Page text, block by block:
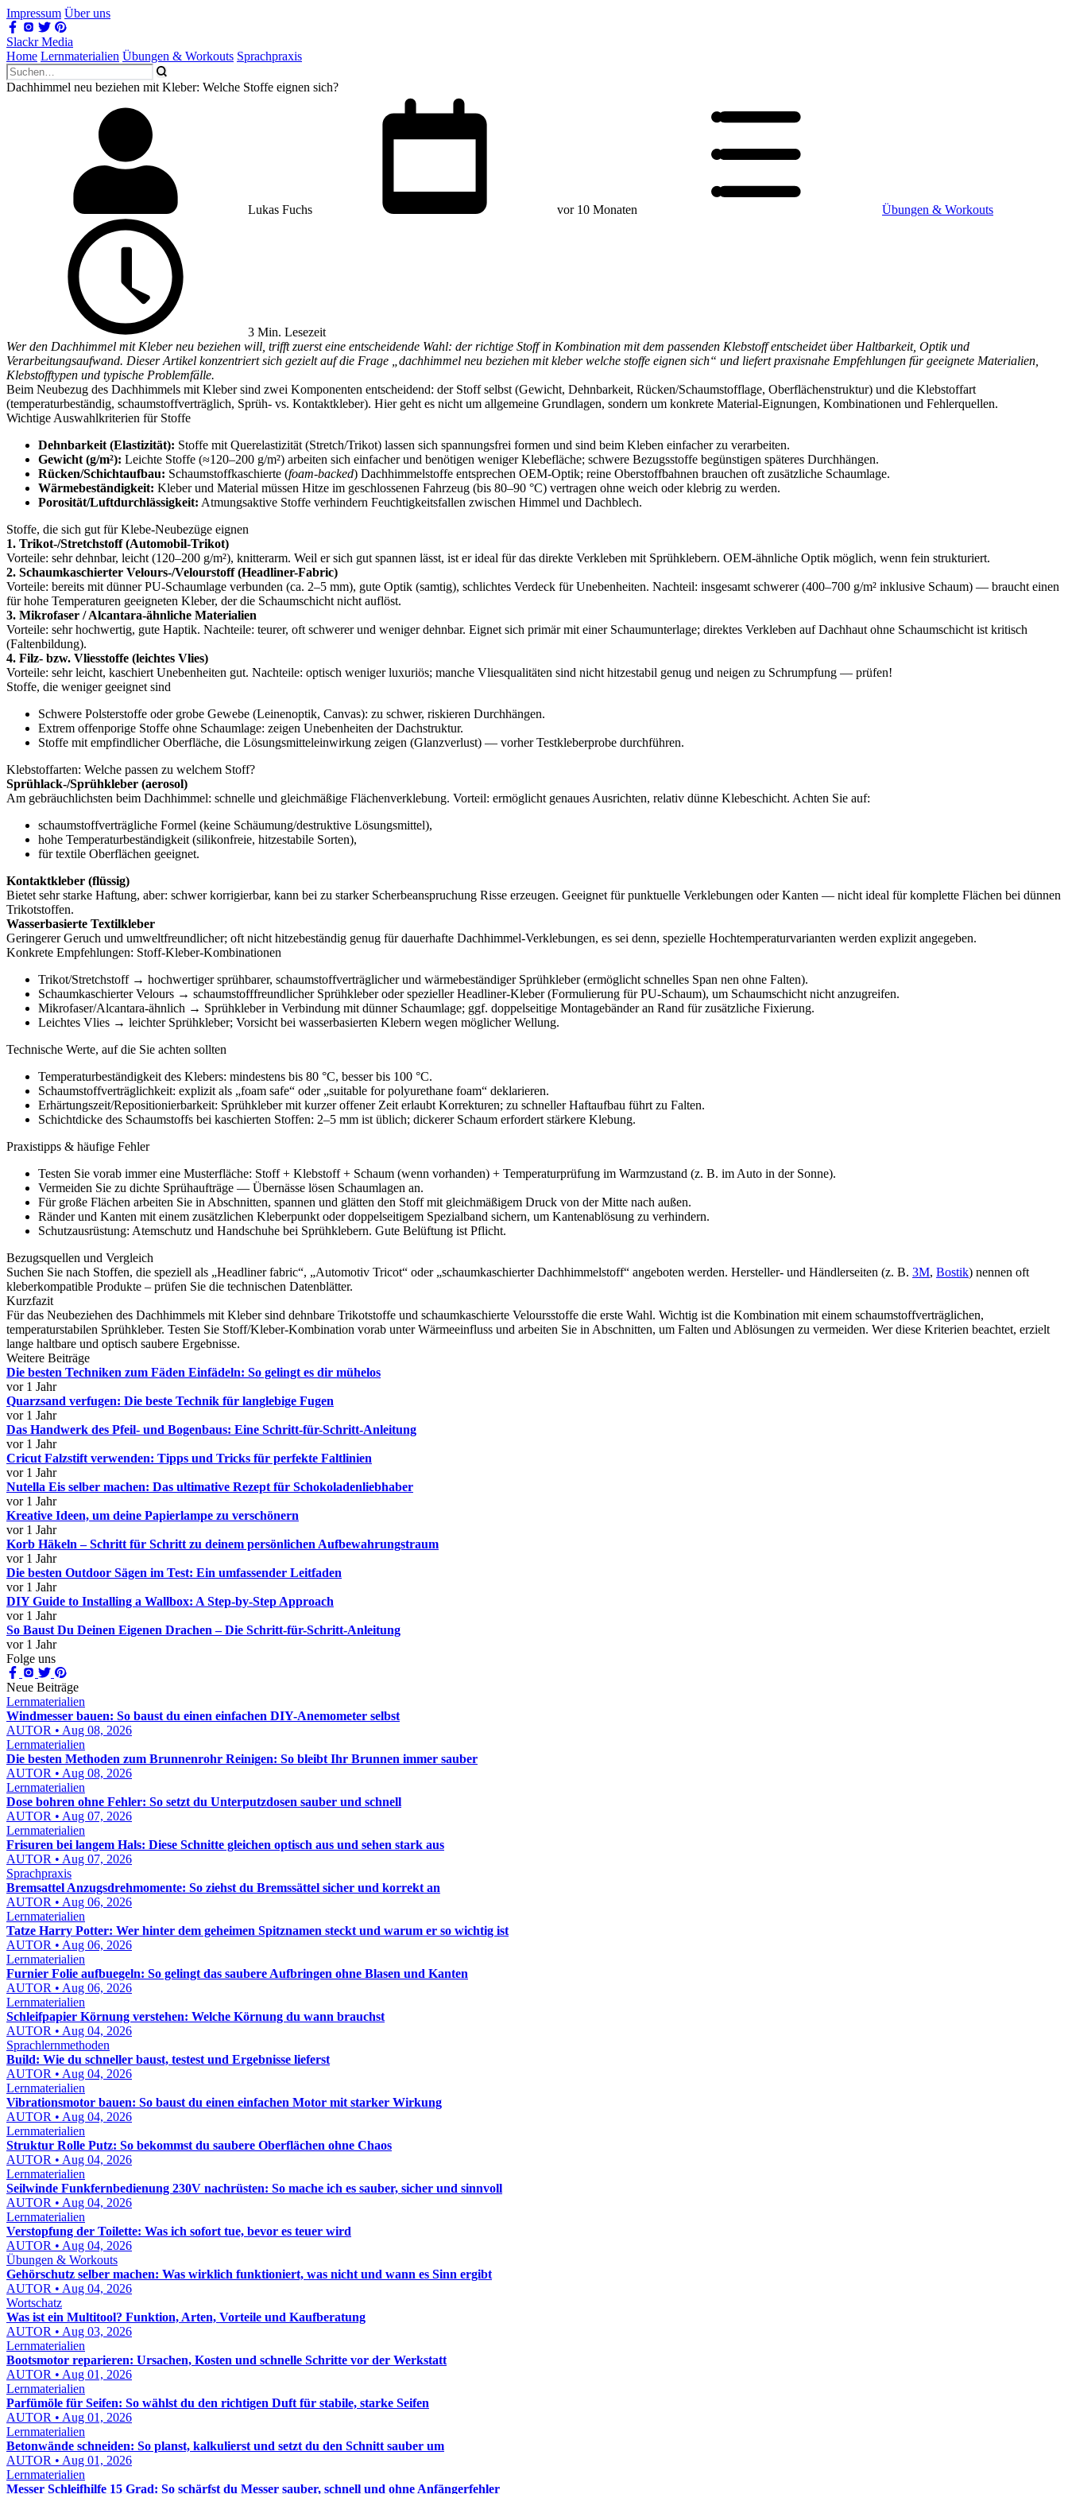
Impressum Über uns
Slackr Media
Home Lernmaterialien Übungen & Workouts Sprachpraxis
Dachhimmel neu beziehen mit Kleber: Welche Stoffe eignen sich?
Lukas Fuchs vor 10 Monaten Übungen & Workouts
3 Min. Lesezeit
Wer den Dachhimmel mit Kleber neu beziehen will, trifft zuerst eine entscheidende Wahl: der richtige Stoff in Kombination mit dem passenden Klebstoff entscheidet über Haltbarkeit, Optik und
Verarbeitungsaufwand. Dieser Artikel konzentriert sich gezielt auf die Frage „dachhimmel neu beziehen mit kleber welche stoffe eignen sich“ und liefert praxisnahe Empfehlungen für geeignete Materialien,
Klebstofftypen und typische Problemfälle.
Beim Neubezug des Dachhimmels mit Kleber sind zwei Komponenten entscheidend: der Stoff selbst (Gewicht, Dehnbarkeit, Rücken/Schaumstofflage, Oberflächenstruktur) und die Klebstoffart
(temperaturbeständig, schaumstoffverträglich, Sprüh- vs. Kontaktkleber). Hier geht es nicht um allgemeine Grundlagen, sondern um konkrete Material-Eignungen, Kombinationen und Fehlerquellen.
Wichtige Auswahlkriterien für Stoffe
Dehnbarkeit (Elastizität): Stoffe mit Querelastizität (Stretch/Trikot) lassen sich spannungsfrei formen und sind beim Kleben einfacher zu verarbeiten.
Gewicht (g/m²): Leichte Stoffe (≈120–200 g/m²) arbeiten sich einfacher und benötigen weniger Klebefläche; schwere Bezugsstoffe begünstigen späteres Durchhängen.
Rücken/Schichtaufbau: Schaumstoffkaschierte (foam-backed) Dachhimmelstoffe entsprechen OEM-Optik; reine Oberstoffbahnen brauchen oft zusätzliche Schaumlage.
Wärmebeständigkeit: Kleber und Material müssen Hitze im geschlossenen Fahrzeug (bis 80–90 °C) vertragen ohne weich oder klebrig zu werden.
Porosität/Luftdurchlässigkeit: Atmungsaktive Stoffe verhindern Feuchtigkeitsfallen zwischen Himmel und Dachblech.
Stoffe, die sich gut für Klebe-Neubezüge eignen
1. Trikot-/Stretchstoff (Automobil-Trikot)
Vorteile: sehr dehnbar, leicht (120–200 g/m²), knitterarm. Weil er sich gut spannen lässt, ist er ideal für das direkte Verkleben mit Sprühklebern. OEM-ähnliche Optik möglich, wenn fein strukturiert.
2. Schaumkaschierter Velours-/Velourstoff (Headliner-Fabric)
Vorteile: bereits mit dünner PU-Schaumlage verbunden (ca. 2–5 mm), gute Optik (samtig), schlichtes Verdeck für Unebenheiten. Nachteil: insgesamt schwerer (400–700 g/m² inklusive Schaum) — braucht einen
für hohe Temperaturen geeigneten Kleber, der die Schaumschicht nicht auflöst.
3. Mikrofaser / Alcantara-ähnliche Materialien
Vorteile: sehr hochwertig, gute Haptik. Nachteile: teurer, oft schwerer und weniger dehnbar. Eignet sich primär mit einer Schaumunterlage; direktes Verkleben auf Dachhaut ohne Schaumschicht ist kritisch
(Faltenbildung).
4. Filz- bzw. Vliesstoffe (leichtes Vlies)
Vorteile: sehr leicht, kaschiert Unebenheiten gut. Nachteile: optisch weniger luxuriös; manche Vliesqualitäten sind nicht hitzestabil genug und neigen zu Schrumpfung — prüfen!
Stoffe, die weniger geeignet sind
Schwere Polsterstoffe oder grobe Gewebe (Leinenoptik, Canvas): zu schwer, riskieren Durchhängen.
Extrem offenporige Stoffe ohne Schaumlage: zeigen Unebenheiten der Dachstruktur.
Stoffe mit empfindlicher Oberfläche, die Lösungsmitteleinwirkung zeigen (Glanzverlust) — vorher Testkleberprobe durchführen.
Klebstoffarten: Welche passen zu welchem Stoff?
Sprühlack-/Sprühkleber (aerosol)
Am gebräuchlichsten beim Dachhimmel: schnelle und gleichmäßige Flächenverklebung. Vorteil: ermöglicht genaues Ausrichten, relativ dünne Klebeschicht. Achten Sie auf:
schaumstoffverträgliche Formel (keine Schäumung/destruktive Lösungsmittel),
hohe Temperaturbeständigkeit (silikonfreie, hitzestabile Sorten),
für textile Oberflächen geeignet.
Kontaktkleber (flüssig)
Bietet sehr starke Haftung, aber: schwer korrigierbar, kann bei zu starker Scherbeanspruchung Risse erzeugen. Geeignet für punktuelle Verklebungen oder Kanten — nicht ideal für komplette Flächen bei dünnen
Trikotstoffen.
Wasserbasierte Textilkleber
Geringerer Geruch und umweltfreundlicher; oft nicht hitzebeständig genug für dauerhafte Dachhimmel-Verklebungen, es sei denn, spezielle Hochtemperaturvarianten werden explizit angegeben.
Konkrete Empfehlungen: Stoff‑Kleber‑Kombinationen
Trikot/Stretchstoff → hochwertiger sprühbarer, schaumstoffverträglicher und wärmebeständiger Sprühkleber (ermöglicht schnelles Span nen ohne Falten).
Schaumkaschierter Velours → schaumstofffreundlicher Sprühkleber oder spezieller Headliner-Kleber (Formulierung für PU‑Schaum), um Schaumschicht nicht anzugreifen.
Mikrofaser/Alcantara-ähnlich → Sprühkleber in Verbindung mit dünner Schaumlage; ggf. doppelseitige Montagebänder an Rand für zusätzliche Fixierung.
Leichtes Vlies → leichter Sprühkleber; Vorsicht bei wasserbasierten Klebern wegen möglicher Wellung.
Technische Werte, auf die Sie achten sollten
Temperaturbeständigkeit des Klebers: mindestens bis 80 °C, besser bis 100 °C.
Schaumstoffverträglichkeit: explizit als „foam safe“ oder „suitable for polyurethane foam“ deklarieren.
Erhärtungszeit/Repositionierbarkeit: Sprühkleber mit kurzer offener Zeit erlaubt Korrekturen; zu schneller Haftaufbau führt zu Falten.
Schichtdicke des Schaumstoffs bei kaschierten Stoffen: 2–5 mm ist üblich; dickerer Schaum erfordert stärkere Klebung.
Praxistipps & häufige Fehler
Testen Sie vorab immer eine Musterfläche: Stoff + Klebstoff + Schaum (wenn vorhanden) + Temperaturprüfung im Warmzustand (z. B. im Auto in der Sonne).
Vermeiden Sie zu dichte Sprühaufträge — Übernässe lösen Schaumlagen an.
Für große Flächen arbeiten Sie in Abschnitten, spannen und glätten den Stoff mit gleichmäßigem Druck von der Mitte nach außen.
Ränder und Kanten mit einem zusätzlichen Kleberpunkt oder doppelseitigem Spezialband sichern, um Kantenablösung zu verhindern.
Schutzausrüstung: Atemschutz und Handschuhe bei Sprühklebern. Gute Belüftung ist Pflicht.
Bezugsquellen und Vergleich
Suchen Sie nach Stoffen, die speziell als „Headliner fabric“, „Automotiv Tricot“ oder „schaumkaschierter Dachhimmelstoff“ angeboten werden. Hersteller- und Händlerseiten (z. B. 3M, Bostik) nennen oft
kleberkompatible Produkte – prüfen Sie die technischen Datenblätter.
Kurzfazit
Für das Neubeziehen des Dachhimmels mit Kleber sind dehnbare Trikotstoffe und schaumkaschierte Veloursstoffe die erste Wahl. Wichtig ist die Kombination mit einem schaumstoffverträglichen,
temperaturstabilen Sprühkleber. Testen Sie Stoff/Kleber-Kombination vorab unter Wärmeeinfluss und arbeiten Sie in Abschnitten, um Falten und Ablösungen zu vermeiden. Wer diese Kriterien beachtet, erzielt
lange haltbare und optisch saubere Ergebnisse.
Weitere Beiträge
Die besten Techniken zum Fäden Einfädeln: So gelingt es dir mühelos
vor 1 Jahr
Quarzsand verfugen: Die beste Technik für langlebige Fugen
vor 1 Jahr
Das Handwerk des Pfeil- und Bogenbaus: Eine Schritt-für-Schritt-Anleitung
vor 1 Jahr
Cricut Falzstift verwenden: Tipps und Tricks für perfekte Faltlinien
vor 1 Jahr
Nutella Eis selber machen: Das ultimative Rezept für Schokoladenliebhaber
vor 1 Jahr
Kreative Ideen, um deine Papierlampe zu verschönern
vor 1 Jahr
Korb Häkeln – Schritt für Schritt zu deinem persönlichen Aufbewahrungstraum
vor 1 Jahr
Die besten Outdoor Sägen im Test: Ein umfassender Leitfaden
vor 1 Jahr
DIY Guide to Installing a Wallbox: A Step-by-Step Approach
vor 1 Jahr
So Baust Du Deinen Eigenen Drachen – Die Schritt-für-Schritt-Anleitung
vor 1 Jahr
Folge uns
Neue Beiträge
Lernmaterialien
Windmesser bauen: So baust du einen einfachen DIY-Anemometer selbst
AUTOR • Aug 08, 2026
Lernmaterialien
Die besten Methoden zum Brunnenrohr Reinigen: So bleibt Ihr Brunnen immer sauber
AUTOR • Aug 08, 2026
Lernmaterialien
Dose bohren ohne Fehler: So setzt du Unterputzdosen sauber und schnell
AUTOR • Aug 07, 2026
Lernmaterialien
Frisuren bei langem Hals: Diese Schnitte gleichen optisch aus und sehen stark aus
AUTOR • Aug 07, 2026
Sprachpraxis
Bremsattel Anzugsdrehmomente: So ziehst du Bremssättel sicher und korrekt an
AUTOR • Aug 06, 2026
Lernmaterialien
Tatze Harry Potter: Wer hinter dem geheimen Spitznamen steckt und warum er so wichtig ist
AUTOR • Aug 06, 2026
Lernmaterialien
Furnier Folie aufbuegeln: So gelingt das saubere Aufbringen ohne Blasen und Kanten
AUTOR • Aug 06, 2026
Lernmaterialien
Schleifpapier Körnung verstehen: Welche Körnung du wann brauchst
AUTOR • Aug 04, 2026
Sprachlernmethoden
Build: Wie du schneller baust, testest und Ergebnisse lieferst
AUTOR • Aug 04, 2026
Lernmaterialien
Vibrationsmotor bauen: So baust du einen einfachen Motor mit starker Wirkung
AUTOR • Aug 04, 2026
Lernmaterialien
Struktur Rolle Putz: So bekommst du saubere Oberflächen ohne Chaos
AUTOR • Aug 04, 2026
Lernmaterialien
Seilwinde Funkfernbedienung 230V nachrüsten: So mache ich es sauber, sicher und sinnvoll
AUTOR • Aug 04, 2026
Lernmaterialien
Verstopfung der Toilette: Was ich sofort tue, bevor es teuer wird
AUTOR • Aug 04, 2026
Übungen & Workouts
Gehörschutz selber machen: Was wirklich funktioniert, was nicht und wann es Sinn ergibt
AUTOR • Aug 04, 2026
Wortschatz
Was ist ein Multitool? Funktion, Arten, Vorteile und Kaufberatung
AUTOR • Aug 03, 2026
Lernmaterialien
Bootsmotor reparieren: Ursachen, Kosten und schnelle Schritte vor der Werkstatt
AUTOR • Aug 01, 2026
Lernmaterialien
Parfümöle für Seifen: So wählst du den richtigen Duft für stabile, starke Seifen
AUTOR • Aug 01, 2026
Lernmaterialien
Betonwände schneiden: So planst, kalkulierst und setzt du den Schnitt sauber um
AUTOR • Aug 01, 2026
Lernmaterialien
Messer Schleifhilfe 15 Grad: So schärfst du Messer sauber, schnell und ohne Anfängerfehler